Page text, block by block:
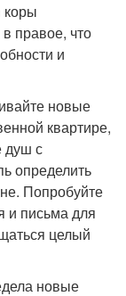
коры
правое, что
и
новые
квартире,
душ с
определить
Попробуйте
и письма для
целый
новые